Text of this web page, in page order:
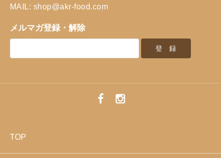
MAIL: shop@akr-food.com
メルマガ登録・解除
TOP